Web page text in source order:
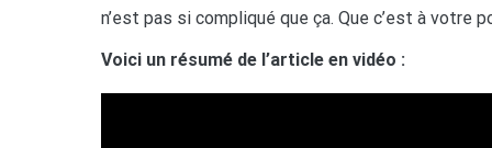
n’est pas si compliqué que ça. Que c’est à votre
Voici un résumé de l’article en vidéo :